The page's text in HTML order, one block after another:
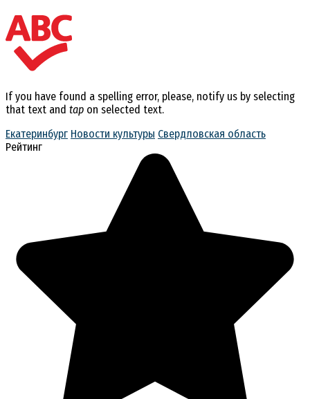
If you have found a spelling error, please, notify us by selecting
that text and tap on selected text.
Екатеринбург Новости культуры Свердловская область
Рейтинг